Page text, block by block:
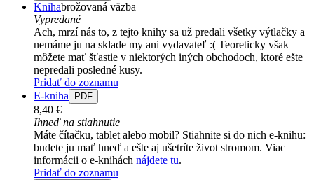
Knihabrožovaná väzba
Vypredané
Ach, mrzí nás to, z tejto knihy sa už predali všetky výtlačky a
nemáme ju na sklade my ani vydavateľ :( Teoreticky však
môžete mať šťastie v niektorých iných obchodoch, ktoré ešte
nepredali posledné kusy.
Pridať do zoznamu
E-kniha
PDF
8,40 €
Ihneď na stiahnutie
Máte čítačku, tablet alebo mobil? Stiahnite si do nich e-knihu:
budete ju mať hneď a ešte aj ušetríte život stromom. Viac
informácii o e-knihách nájdete tu.
Pridať do zoznamu